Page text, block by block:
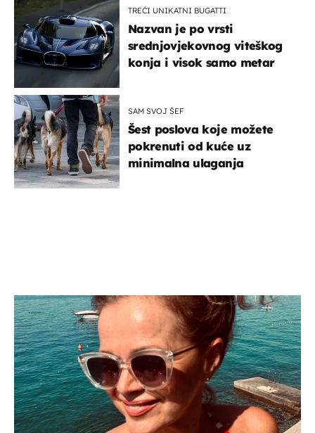
TREĆI UNIKATNI BUGATTI
Nazvan je po vrsti
srednjovjekovnog viteškog
konja i visok samo metar
SAM SVOJ ŠEF
Šest poslova koje možete
pokrenuti od kuće uz
minimalna ulaganja